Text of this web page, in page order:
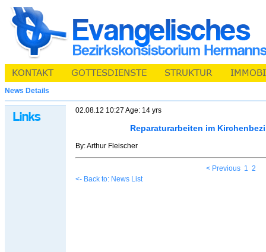
News Details
02.08.12 10:27 Age: 14 yrs
Reparaturarbeiten im
By: Arthur Fleischer
< Previous 1 2
<- Back to: News List